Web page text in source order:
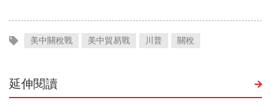
美中關稅戰 美中貿易戰 川普 關稅
延伸閱讀